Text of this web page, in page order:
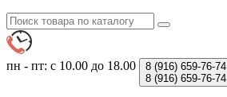
пн - пт: с 10.00 до 18.00 8 (916) 659-76-74
8 (916) 659-76-74